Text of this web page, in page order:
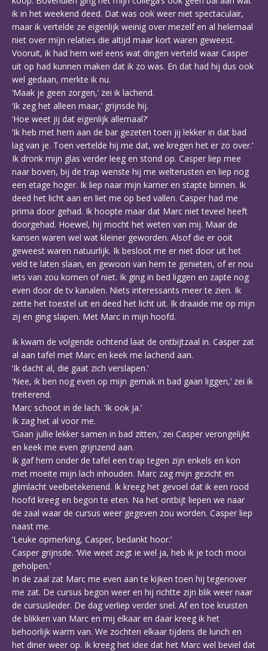
ik in het weekend deed. Dat was ook weer niet spectaculair,
maar ik vertelde ze eigenlijk weinig over mezelf en al helemaal
niet over mijn relaties die altijd maar kort waren geweest.
Vooruit, ik had hem wel eens wat dingen verteld waar Casper
uit op had kunnen maken dat ik zo was. En dat had hij dus ook
wel gedaan, merkte ik nu.
‘Maak je geen zorgen,’ zei ik lachend.
‘Ik zeg het alleen maar,’ grijnsde hij.
‘Hoe weet jij dat eigenlijk allemaal?’
‘Ik heb met hem aan de bar gezeten toen jij lekker in dat bad
lag van je. Toen vertelde hij me dat, we kregen het er zo over.’
Ik dronk mijn glas verder leeg en stond op. Casper liep mee
naar boven, bij de trap wenste hij me welterusten en liep nog
een etage hoger. Ik liep naar mijn kamer en stapte binnen. Ik
deed het licht aan en liet me op bed vallen. Casper had me
prima door gehad. Ik hoopte maar dat Marc niet teveel heeft
doorgehad. Hoewel, hij mocht het weten van mij. Maar de
kansen waren wel wat kleiner geworden. Alsof die er ooit
geweest waren natuurlijk. Ik besloot me er niet door uit het
veld te laten slaan, en gewoon van hem te genieten, of er nou
iets van zou komen of niet. Ik ging in bed liggen en zapte nog
even door de tv kanalen. Niets interessants meer te zien. Ik
zette het toestel uit en deed het licht uit. Ik draaide me op mijn
zij en ging slapen. Met Marc in mijn hoofd.
Ik kwam de volgende ochtend laat de ontbijtzaal in. Casper zat
al aan tafel met Marc en keek me lachend aan.
‘Ik dacht al, die gaat zich verslapen.’
‘Nee, ik ben nog even op mijn gemak in bad gaan liggen,’ zei ik
treiterend.
Marc schoot in de lach. ‘Ik ook ja.’
Ik zag het al voor me.
‘Gaan jullie lekker samen in bad zitten,’ zei Casper verongelijkt
en keek me even grijnzend aan.
Ik gaf hem onder de tafel een trap tegen zijn enkels en kon
met moeite mijn lach inhouden. Marc zag mijn gezicht en
glimlacht veelbetekenend. Ik kreeg het gevoel dat ik een rood
hoofd kreeg en begon te eten. Na het ontbijt liepen we naar
de zaal waar de cursus weer gegeven zou worden. Casper liep
naast me.
‘Leuke opmerking, Casper, bedankt hoor.’
Casper grijnsde. ‘Wie weet zegt ie wel ja, heb ik je toch mooi
geholpen.’
In de zaal zat Marc me even aan te kijken toen hij tegenover
me zat. De cursus begon weer en hij richtte zijn blik weer naar
de cursusleider. De dag verliep verder snel. Af en toe kruisten
de blikken van Marc en mij elkaar en daar kreeg ik het
behoorlijk warm van. We zochten elkaar tijdens de lunch en
het diner weer op. Ik kreeg het idee dat het Marc wel beviel dat